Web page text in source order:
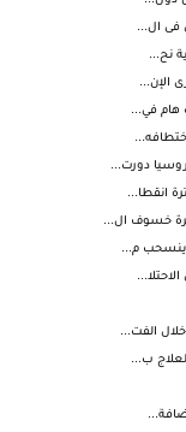
فى ال...
نح...
الإن...
هام في...
دورت...
انقطا...
خسوف ال...
ب...